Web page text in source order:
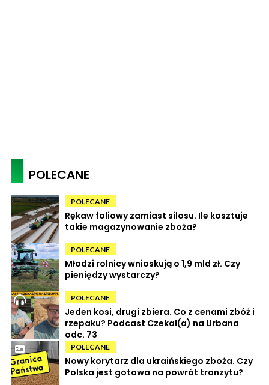
POLECANE
POLECANE
Rękaw foliowy zamiast silosu. Ile kosztuje
takie magazynowanie zboża?
POLECANE
Młodzi rolnicy wnioskują o 1,9 mld zł. Czy
pieniędzy wystarczy?
POLECANE
Jeden kosi, drugi zbiera. Co z cenami zbóż i
rzepaku? Podcast Czekał(a) na Urbana
odc. 73
POLECANE
Nowy korytarz dla ukraińskiego zboża. Czy
Polska jest gotowa na powrót tranzytu?